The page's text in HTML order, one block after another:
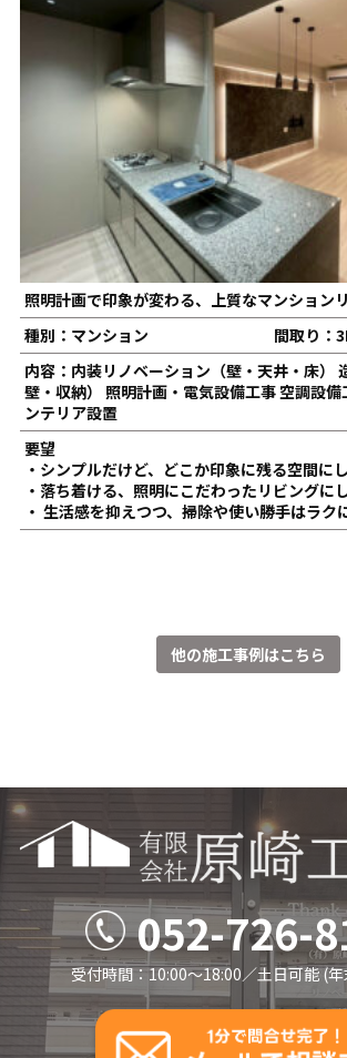
照明計画で印象が変わる、上質なマンション
種別：マンション
間取り：
内容：内装リノベーション（壁・天井・床）
壁・収納） 照明計画・電気設備工事 空調設
ンテリア設置
要望
・シンプルだけど、どこか印象に残る空間に
・落ち着ける、照明にこだわったリビングに
・ 生活感を抑えつつ、掃除や使い勝手はラク
他の施工事例はこちら
052-726-
受付時間：10:00～18:00／⼟⽇可能 (